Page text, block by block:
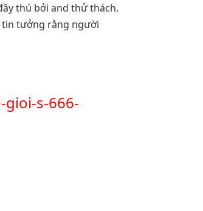
thú bởi and thử thách.
tin tưởng rằng người
s-666-